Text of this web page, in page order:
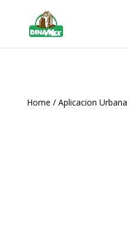
Home / Aplicacion Urbana